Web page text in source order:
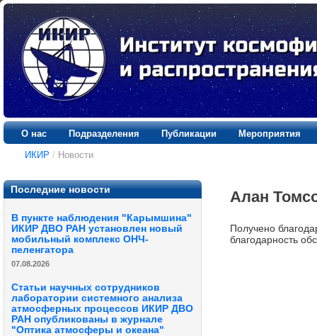
О нас Подразделения Публикации
Мероприятия
ИКИР / Новости
Последние новости
В пункте наблюдения "Карымшина"
ИКИР ДВО РАН установлен новый
мобильный комплекс ОНЧ-
пеленгатора
07.08.2026
Статьи научных сотрудников
лаборатории системного анализа
атмосферных процессов ИКИР ДВО
РАН опубликованы в журнале
"Оптика атмосферы и океана"
Алан
Получено
благодарность